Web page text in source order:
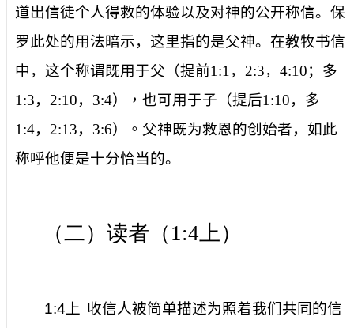
道出信徒个人得救的体验以及对神的公开称信。保
罗此处的用法暗示，这里指的是父神。在教牧书信
中，这个称谓既用于父（提前1:1 ， 2:3， 4:10； 多
1:3， 2:10， 3:4），也可用于子（提后1:10， 多
1:4， 2:13， 3:6）。 父神既为救恩的创始者，如此
称呼他便是十分恰当的。
（二）读者（ 1:4 上）
1:4 上 收信人被简单描述为照着我们共同的信